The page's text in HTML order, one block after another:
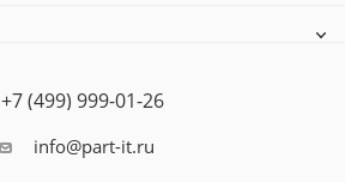
+7 (499) 999-01-26
info@part-it.ru